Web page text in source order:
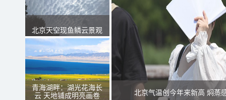
北京天空现鱼鳞云景观
青海湖畔：湖光花海长
云 天地铺成明亮画卷
北京气温创今年来新高 焖蒸